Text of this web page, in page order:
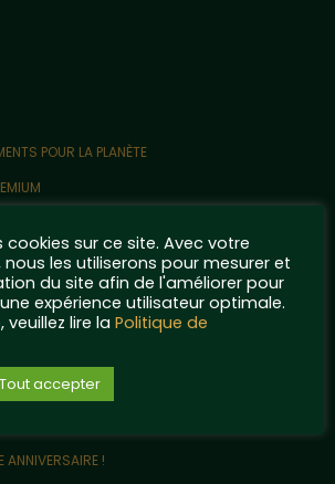
POUR LA PLANÈTE
DE CONFIDENTIALITÉ
ARRIVE CHEZ TI’BIO !
ANNIVERSAIRE !
cookies sur ce site. Avec votre
les utiliserons pour mesurer et
du site afin de l'améliorer pour
expérience utilisateur optimale.
veuillez lire la Politique de
Tout accepter